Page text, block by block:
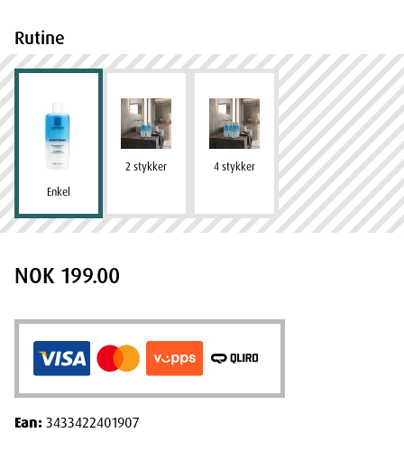
Rutine
Enkel
2 stykker 4 stykker
NOK 199.00
Ean:3433422401907